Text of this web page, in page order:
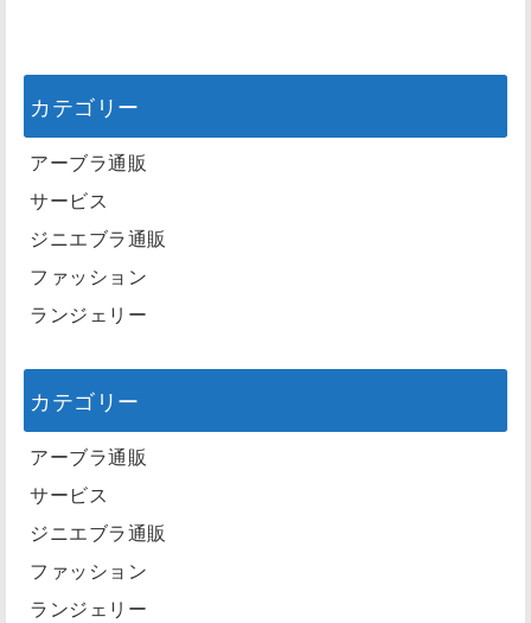
カテゴリー
アーブラ通販
サービス
ジニエブラ通販
ファッション
ランジェリー
カテゴリー
アーブラ通販
サービス
ジニエブラ通販
ファッション
ランジェリー